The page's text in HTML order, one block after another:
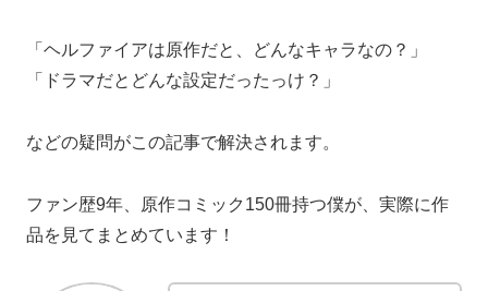
「ヘルファイアは原作だと、どんなキャラなの？」
「ドラマだとどんな設定だったっけ？」
などの疑問がこの記事で解決されます。
ファン歴9年、原作コミック150冊持つ僕が、実際に作
品を見てまとめています！